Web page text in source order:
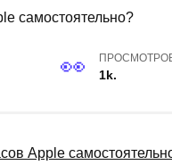
1k.